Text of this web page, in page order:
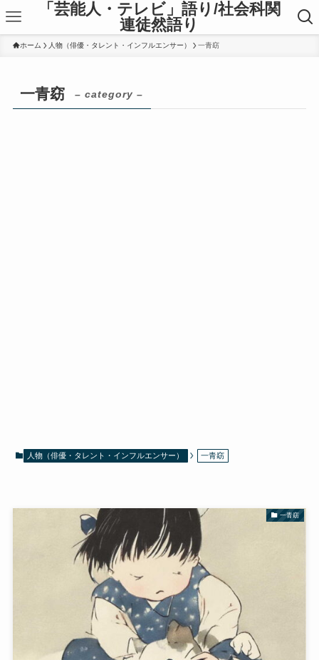
「芸能人・テレビ」語り/社会科関
連徒然語り
ホーム 人物（俳優・タレント・インフルエンサー） 一青窈
一青窈 – category –
人物（俳優・タレント・インフルエンサー） 一青窈
一青窈